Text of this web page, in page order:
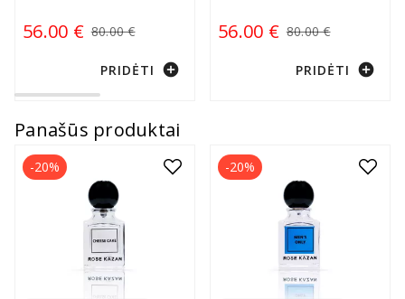
56.00 € 80.00 €
PRIDĖTI add_circle
56.00 € 80.00 €
PRIDĖTI add_circle
Panašūs produktai
-20% -20%